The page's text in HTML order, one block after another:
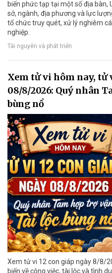
biến phức tạp tại một số địa bàn,
sở, ngành, địa phương và lực
tổ chức truy quét, xử lý nghiêm
nghiệp.
Tài nguyên và phát triển
Xem tử vi hôm nay, tử
08/8/2026: Quý nhân
bùng nổ
Xem tử vi 12 con giáp ngày 8/8/
biến về công việc, tài lộc và tình